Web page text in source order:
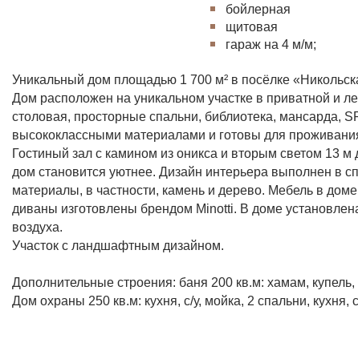
бойлерная
щитовая
гараж на 4 м/м;
Уникальный дом площадью 1 700 м² в посёлке
Дом расположен на уникальном участке в приватной и
столовая, просторные спальни, библиотека, мансарда,
высококлассными материалами и готовы для
Гостиный зал с камином из оникса и вторым светом 13 м
дом становится уютнее. Дизайн интерьера выполнен в
материалы, в частности, камень и дерево. Мебель в
диваны изготовлены брендом Minotti. В доме
воздуха.
Участок с ландшафтным дизайном.
Дополнительные строения: баня 200 кв.м: хамам,
Дом охраны 250 кв.м: кухня, с/у, мойка, 2 спальни, кухня,